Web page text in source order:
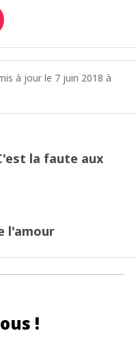
à jour le 7 juin 2018 à
la faute aux
l'amour
!